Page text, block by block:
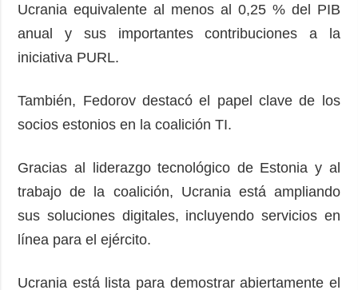
Ucrania equivalente al menos al 0,25 % del PIB
anual y sus importantes contribuciones a la
iniciativa PURL.
También, Fedorov destacó el papel clave de los
socios estonios en la coalición TI.
Gracias al liderazgo tecnológico de Estonia y al
trabajo de la coalición, Ucrania está ampliando
sus soluciones digitales, incluyendo servicios en
línea para el ejército.
Ucrania está lista para demostrar abiertamente el